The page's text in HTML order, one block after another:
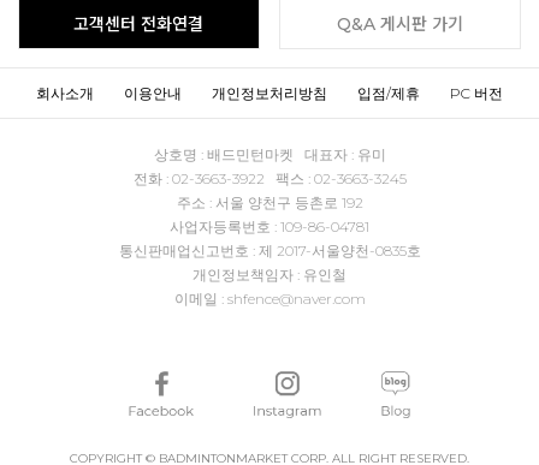
고객센터 전화연결 Q&A 게시판 가기
회사소개 이용안내 개인정보처리방침 입점/제휴 PC 버전
상호명 : 배드민턴마켓 대표자 : 유미
전화 : 02-3663-3922 팩스 : 02-3663-3245
주소 : 서울 양천구 등촌로 192
사업자등록번호 : 109-86-04781
통신판매업신고번호 : 제 2017-서울양천-0835호
개인정보책임자 : 유인철
이메일 : shfence@naver.com
COPYRIGHT © BADMINTONMARKET CORP. ALL RIGHT RESERVED.